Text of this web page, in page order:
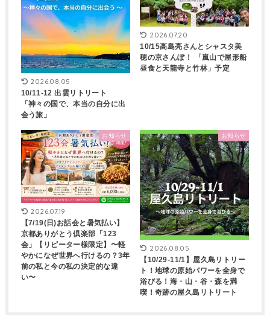
2026.08.05
10/11-12 出雲リトリート
「神々の国で、本当の自分に出
会う旅」
2026.07.20
10/15高島亮さんとシャスタ美
穂の京さんぽ！ 「嵐山で屋形船
昼食と天龍寺と竹林」予定
お知らせ
2026.07.19
【7/19(日)お話会と暑気払い】
京都ありがとう倶楽部「123
会」【リピーター様限定】〜軽
やかになぜ世界へ行けるの？3年
前の私と今の私の決定的な違
い〜
お知らせ
2026.08.05
【10/29-11/1】屋久島リトリー
ト！地球の原始パワーを全身で
浴びる！海・山・谷・森を満
喫！奇跡の屋久島リトリート